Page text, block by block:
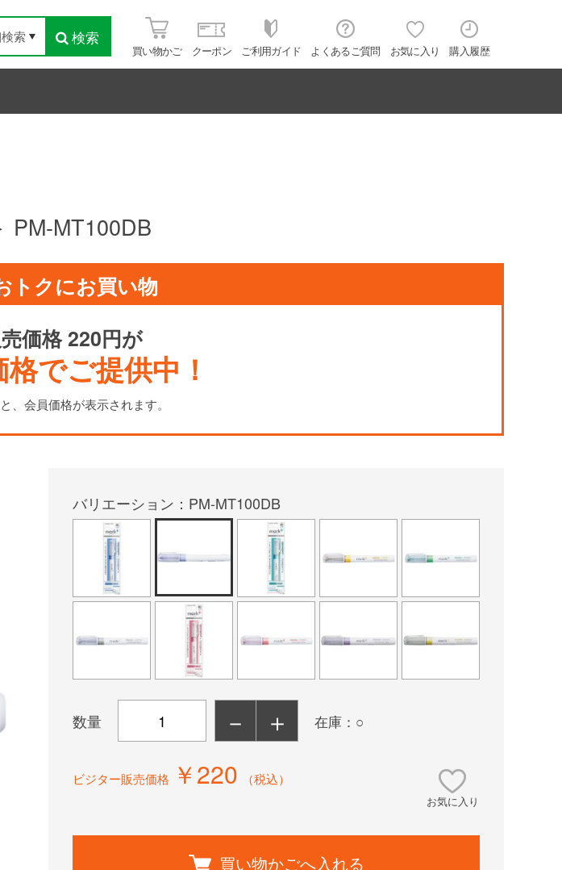
検索
索
買い物かご クーポン ご利用ガイド よくあるご質問 お気に入り 購入履歴
PM-MT100DB
トクにお買い物
価格 220円が
でご提供中！
、会員価格が表示されます。
バリエーション：PM-MT100DB
数量 － ＋ 在庫：○
ビジター販売価格 ￥220 （税込）
お気に入り
買い物かごへ入れる